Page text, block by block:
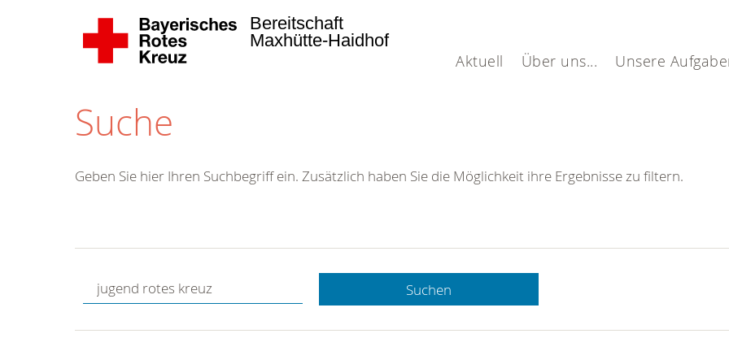
Aktuell Über uns... Unsere
Bereitschaft
Maxhütte-Haidhof
Suche
Hotline.
gerne.
Geben Sie hier Ihren Suchbegriff ein. Zusätzlich haben Sie die Möglichkeit ihre Ergebnisse zu filtern.
Suchen